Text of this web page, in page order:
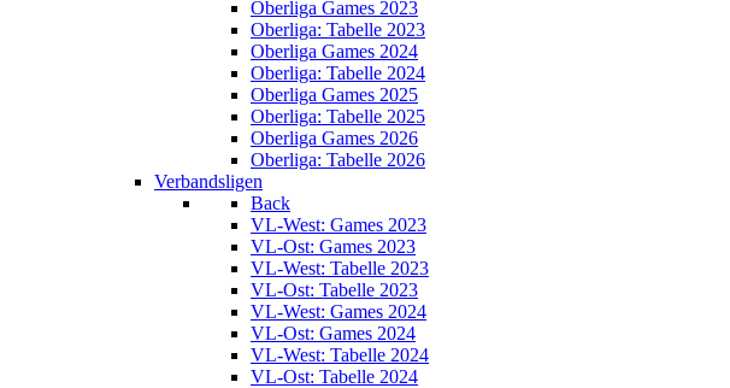
Oberliga Games 2023
Oberliga: Tabelle 2023
Oberliga Games 2024
Oberliga: Tabelle 2024
Oberliga Games 2025
Oberliga: Tabelle 2025
Oberliga Games 2026
Oberliga: Tabelle 2026
Verbandsligen
Back
VL-West: Games 2023
VL-Ost: Games 2023
VL-West: Tabelle 2023
VL-Ost: Tabelle 2023
VL-West: Games 2024
VL-Ost: Games 2024
VL-West: Tabelle 2024
VL-Ost: Tabelle 2024